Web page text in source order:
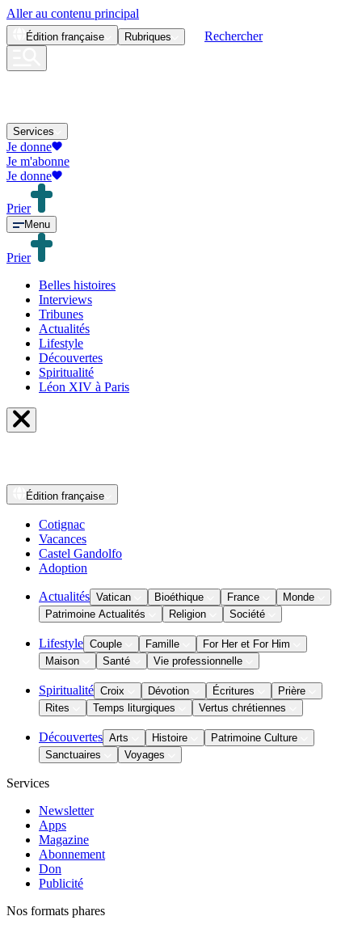
Aller au contenu principal
Édition française Rubriques Rechercher
Services
Je donne
Je m'abonne
Je donne
Prier
Menu
Prier
Belles histoires
Interviews
Tribunes
Actualités
Lifestyle
Découvertes
Spiritualité
Léon XIV à Paris
Édition française
Cotignac
Vacances
Castel Gandolfo
Adoption
Actualités Vatican Bioéthique France
Monde
Patrimoine Actualités
Religion Société
Lifestyle Couple Famille
For Her et For Him
Maison
Santé Vie professionnelle
Spiritualité Croix Dévotion Écritures
Prière
Rites
Temps liturgiques Vertus chrétiennes
Découvertes Arts Histoire
Patrimoine Culture
Sanctuaires
Voyages
Services
Newsletter
Apps
Magazine
Abonnement
Don
Publicité
Nos formats phares